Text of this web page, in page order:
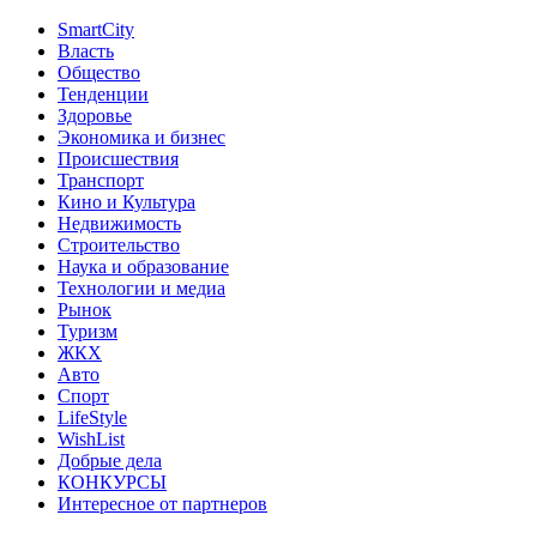
SmartCity
Власть
Общество
Тенденции
Здоровье
Экономика и бизнес
Происшествия
Транспорт
Кино и Культура
Недвижимость
Строительство
Наука и образование
Технологии и медиа
Рынок
Туризм
ЖКХ
Авто
Спорт
LifeStyle
WishList
Добрые дела
КОНКУРСЫ
Интересное от партнеров